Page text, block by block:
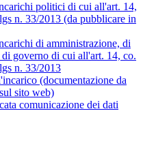
politici di cui all'art. 14,
n. 33/2013 (da pubblicare in
di amministrazione, di
governo di cui all'art. 14, co.
n. 33/2013
(documentazione da
sito web)
comunicazione dei dati